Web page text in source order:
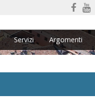
Servizi Argomenti